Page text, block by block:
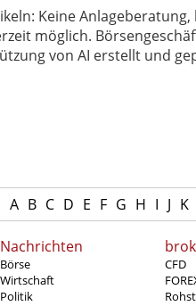
Keine
möglich.
von AI erstellt und
A B C D E F G H I J K
Nachrichten
Börse
Wirtschaft
Politik
CFD